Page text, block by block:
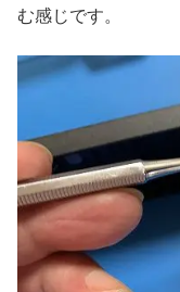
む感じです。